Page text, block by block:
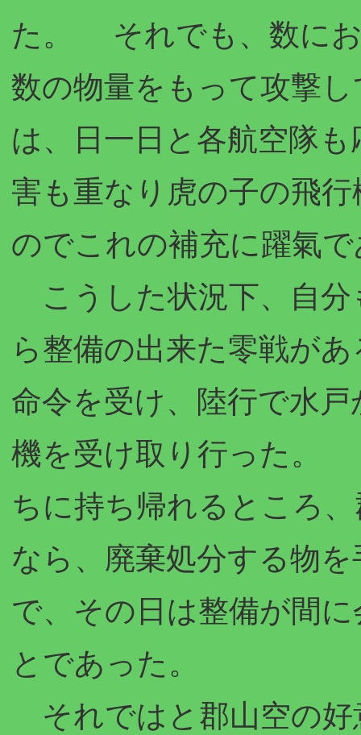
た。 それでも、数にお
数の物量をもって攻撃
は、日一日と各航空隊
害も重なり虎の子の飛
のでこれの補充に躍氣
こうした状況下、自分
ら整備の出来た零戦が
命令を受け、陸行で水
機を受け取り行った。
ちに持ち帰れるところ
なら、廃棄処分する物
で、その日は整備が間
とであった。
それではと郡山空の好